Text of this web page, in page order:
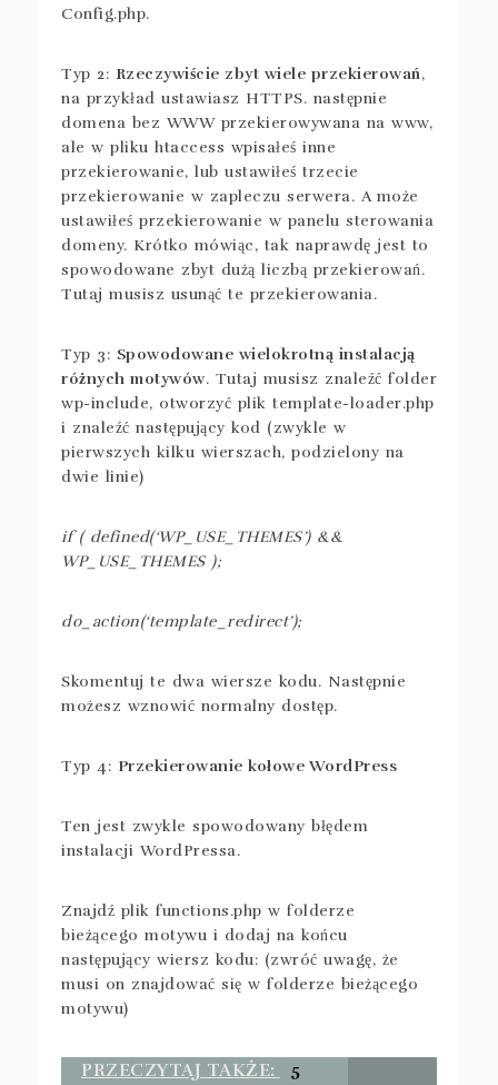
Config.php.
Typ 2: Rzeczywiście zbyt wiele przekierowań,
na przykład ustawiasz HTTPS. następnie
domena bez WWW przekierowywana na www,
ale w pliku htaccess wpisałeś inne
przekierowanie, lub ustawiłeś trzecie
przekierowanie w zapleczu serwera. A może
ustawiłeś przekierowanie w panelu sterowania
domeny. Krótko mówiąc, tak naprawdę jest to
spowodowane zbyt dużą liczbą przekierowań.
Tutaj musisz usunąć te przekierowania.
Typ 3: Spowodowane wielokrotną instalacją
różnych motywów. Tutaj musisz znaleźć folder
wp-include, otworzyć plik template-loader.php
i znaleźć następujący kod (zwykle w
pierwszych kilku wierszach, podzielony na
dwie linie)
if ( defined(‘WP_USE_THEMES’) &&
WP_USE_THEMES );
do_action(‘template_redirect’);
Skomentuj te dwa wiersze kodu. Następnie
możesz wznowić normalny dostęp.
Typ 4: Przekierowanie kołowe WordPress
Ten jest zwykle spowodowany błędem
instalacji WordPressa.
Znajdź plik functions.php w folderze
bieżącego motywu i dodaj na końcu
następujący wiersz kodu: (zwróć uwagę, że
musi on znajdować się w folderze bieżącego
motywu)
PRZECZYTAJ TAKŻE:
5